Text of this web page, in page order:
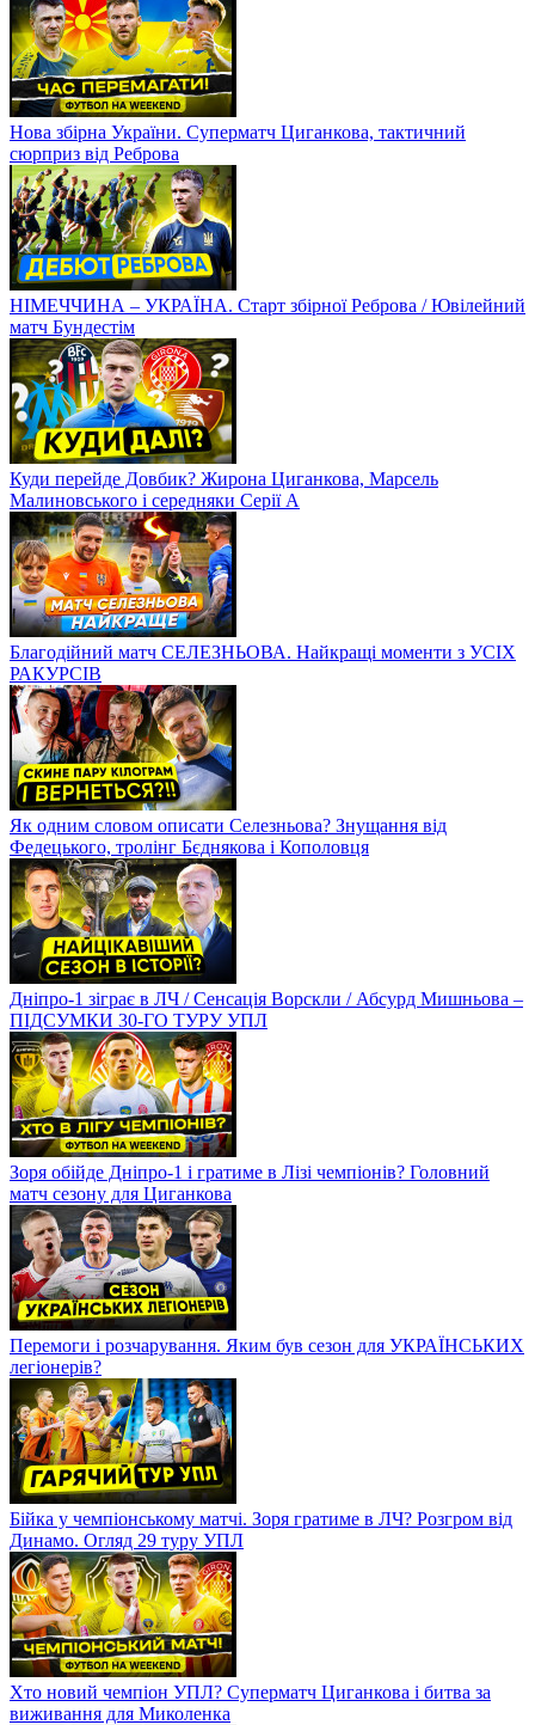
Нова збірна України. Суперматч Циганкова, тактичний
сюрприз від Реброва
НІМЕЧЧИНА – УКРАЇНА. Старт збірної Реброва / Ювілейний
матч Бундестім
Куди перейде Довбик? Жирона Циганкова, Марсель
Малиновського і середняки Серії А
Благодійний матч СЕЛЕЗНЬОВА. Найкращі моменти з УСІХ
РАКУРСІВ
Як одним словом описати Селезньова? Знущання від
Федецького, тролінг Бєднякова і Кополовця
Дніпро-1 зіграє в ЛЧ / Сенсація Ворскли / Абсурд Мишньова –
ПІДСУМКИ 30-ГО ТУРУ УПЛ
Зоря обійде Дніпро-1 і гратиме в Лізі чемпіонів? Головний
матч сезону для Циганкова
Перемоги і розчарування. Яким був сезон для УКРАЇНСЬКИХ
легіонерів?
Бійка у чемпіонському матчі. Зоря гратиме в ЛЧ? Розгром від
Динамо. Огляд 29 туру УПЛ
Хто новий чемпіон УПЛ? Суперматч Циганкова і битва за
виживання для Миколенка